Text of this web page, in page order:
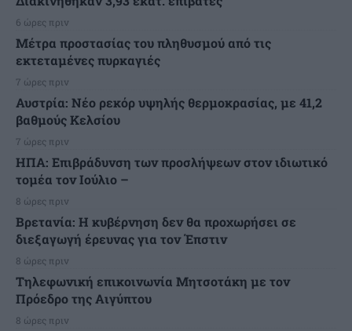
6 ώρες πριν
Μέτρα προστασίας του πληθυσμού από τις
εκτεταμένες πυρκαγιές
7 ώρες πριν
Αυστρία: Νέο ρεκόρ υψηλής θερμοκρασίας, με 41,2
βαθμούς Κελσίου
7 ώρες πριν
ΗΠΑ: Επιβράδυνση των προσλήψεων στον ιδιωτικό
τομέα τον Ιούλιο –
8 ώρες πριν
Βρετανία: Η κυβέρνηση δεν θα προχωρήσει σε
διεξαγωγή έρευνας για τον Έπστιν
8 ώρες πριν
Τηλεφωνική επικοινωνία Μητσοτάκη με τον
Πρόεδρο της Αιγύπτου
8 ώρες πριν